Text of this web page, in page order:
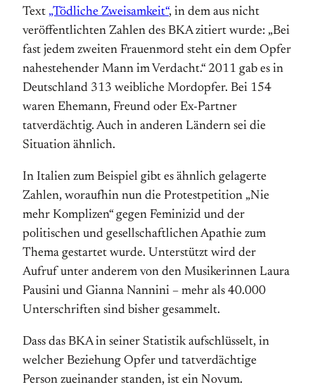
Text „Tödliche Zweisamkeit“, in dem aus nicht
veröffentlichten Zahlen des BKA zitiert wurde: „Bei
fast jedem zweiten Frauenmord steht ein dem Opfer
nahestehender Mann im Verdacht.“ 2011 gab es in
Deutschland 313 weibliche Mordopfer. Bei 154
waren Ehemann, Freund oder Ex-Partner
tatverdächtig. Auch in anderen Ländern sei die
Situation ähnlich.
In Italien zum Beispiel gibt es ähnlich gelagerte
Zahlen, woraufhin nun die Protestpetition „Nie
mehr Komplizen“ gegen Feminizid und der
politischen und gesellschaftlichen Apathie zum
Thema gestartet wurde. Unterstützt wird der
Aufruf unter anderem von den Musikerinnen Laura
Pausini und Gianna Nannini – mehr als 40.000
Unterschriften sind bisher gesammelt.
Dass das BKA in seiner Statistik aufschlüsselt, in
welcher Beziehung Opfer und tatverdächtige
Person zueinander standen, ist ein Novum.